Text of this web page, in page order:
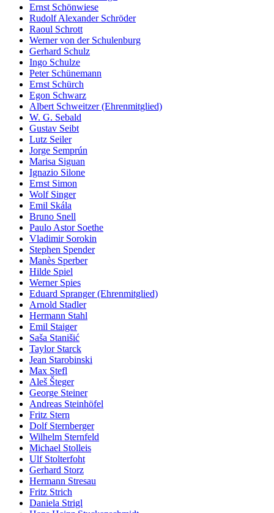
Ernst Schönwiese
Rudolf Alexander Schröder
Raoul Schrott
Werner von der Schulenburg
Gerhard Schulz
Ingo Schulze
Peter Schünemann
Ernst Schürch
Egon Schwarz
Albert Schweitzer (Ehrenmitglied)
W. G. Sebald
Gustav Seibt
Lutz Seiler
Jorge Semprún
Marisa Siguan
Ignazio Silone
Ernst Simon
Wolf Singer
Emil Skála
Bruno Snell
Paulo Astor Soethe
Vladimir Sorokin
Stephen Spender
Manès Sperber
Hilde Spiel
Werner Spies
Eduard Spranger (Ehrenmitglied)
Arnold Stadler
Hermann Stahl
Emil Staiger
Saša Stanišić
Taylor Starck
Jean Starobinski
Max Stefl
Aleš Šteger
George Steiner
Andreas Steinhöfel
Fritz Stern
Dolf Sternberger
Wilhelm Sternfeld
Michael Stolleis
Ulf Stolterfoht
Gerhard Storz
Hermann Stresau
Fritz Strich
Daniela Strigl